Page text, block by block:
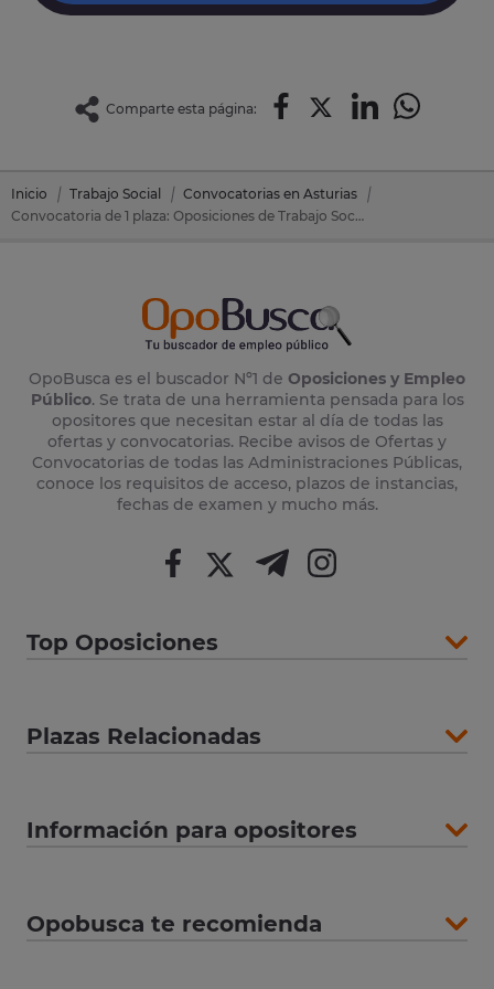
Comparte esta página:
Inicio Trabajo Social
Convocatorias en Asturias
Convocatoria de 1 plaza: Oposiciones de Trabajo Social en Villaviciosa (Asturias)
OpoBusca es el buscador Nº1 de Oposiciones y Empleo
Público. Se trata de una herramienta pensada para los
opositores que necesitan estar al día de todas las
ofertas y convocatorias. Recibe avisos de Ofertas y
Convocatorias de todas las Administraciones Públicas,
conoce los requisitos de acceso, plazos de instancias,
fechas de examen y mucho más.
Top Oposiciones
Plazas Relacionadas
Información para opositores
Opobusca te recomienda